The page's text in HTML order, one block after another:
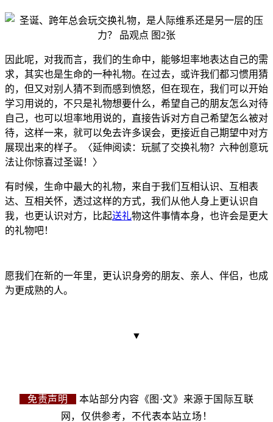
因此呢，对我而言，我们的生命中，能够坦率地表达自己的需
求，其实也是生命的一种礼物。在过去，或许我们都习惯用猜
的，但又对别人猜不到而感到愤怒，但在现在，我们可以开始
学习用说的，不只是礼物想要什么，希望自己的朋友怎么对待
自己，也可以坦率地用说的，直接告诉对方自己希望怎么被对
待，这样一来，就可以免去许多误会，更接近自己期望中对方
展现出来的样子。〈延伸阅读：玩腻了交换礼物？六种创意玩
法让你惊喜过圣诞！〉
有时候，生命中最大的礼物，来自于我们互相认识、互相表
达、互相关怀，透过这样的方式，我们从他人身上更认识自
我，也更认识对方，比起送礼物这件事情本身，也许会是更大
的礼物吧！
愿我们在新的一年里，更认识身旁的朋友、亲人、伴侣，也成
为更成熟的人。
▼
免责声明
本站部分内容《图·文》来源于国际互联
网，仅供参考，不代表本站立场！